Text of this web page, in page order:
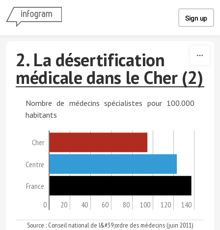
Sign up
2. La désertification
médicale dans le Cher (2)
Nombre de médecins spécialistes pour 100.000
habitants
Cher
Centre
France
0 20 40 60 80 100 120 140
Source : Conseil national de l&#39;ordre des médecins (juin 2011)